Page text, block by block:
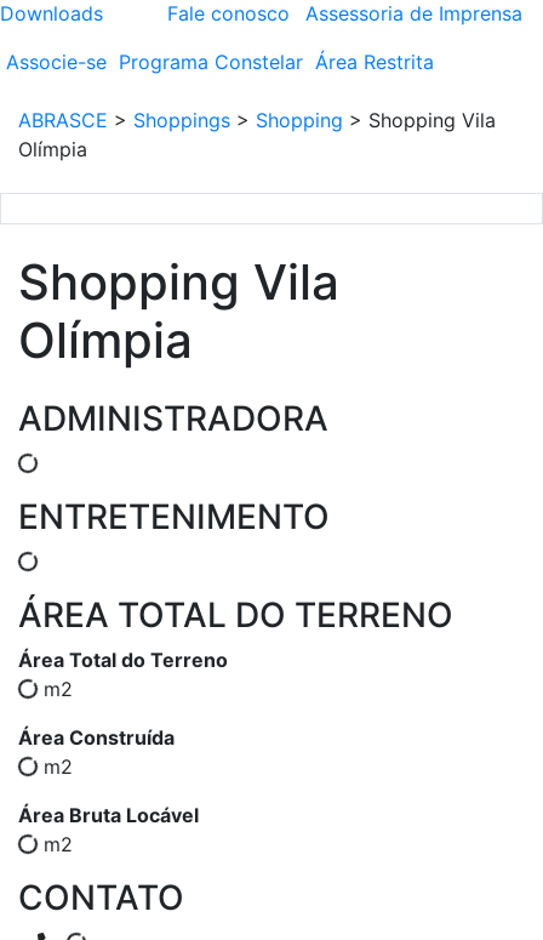
Downloads
Fale conosco
Assessoria de Imprensa
Associe-se Programa Constelar Área Restrita
ABRASCE > Shoppings > Shopping > Shopping Vila
Olímpia
Shopping Vila
Olímpia
ADMINISTRADORA
ENTRETENIMENTO
ÁREA TOTAL DO TERRENO
Área Total do Terreno
m2
Área Construída
m2
Área Bruta Locável
m2
CONTATO